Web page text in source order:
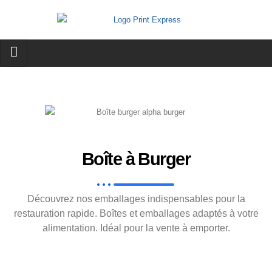
Boîte à Burger
Découvrez nos emballages indispensables pour la
restauration rapide. Boîtes et emballages adaptés à votre
alimentation. Idéal pour la vente à emporter.